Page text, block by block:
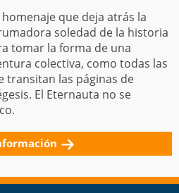
homenaje que deja atrás la
soledad de la historia
tomar la forma de una
colectiva, como todas las
transitan las páginas de
El Eternauta no se